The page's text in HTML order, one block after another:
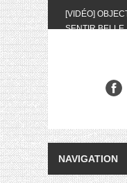
[VIDÉO]
SENTIR BELLE
BIOTYFULL
[VIDÉO]
CONVIVIALITÉ
[VIDÉO]
BIOTYFULL